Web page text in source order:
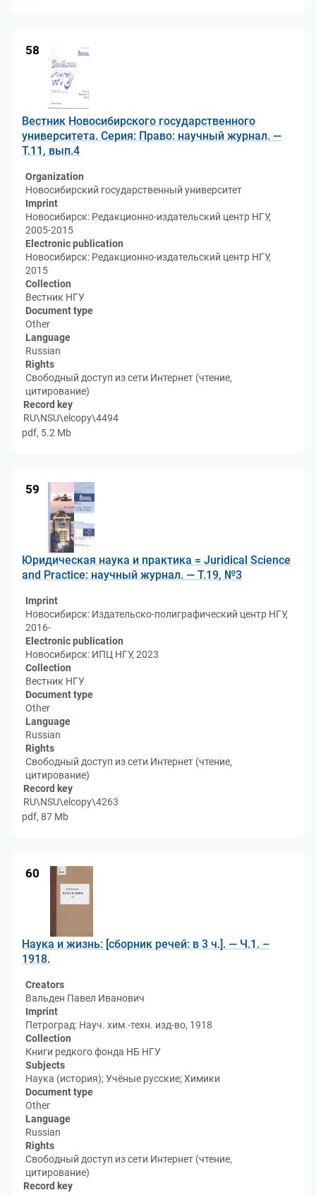
58
Вестник Новосибирского государственного
университета. Серия: Право: научный журнал. —
Т.11, вып.4
Organization
Новосибирский государственный университет
Imprint
Новосибирск: Редакционно-издательский центр НГУ,
2005-2015
Electronic publication
Новосибирск: Редакционно-издательский центр НГУ,
2015
Collection
Вестник НГУ
Document type
Other
Language
Russian
Rights
Свободный доступ из сети Интернет (чтение,
цитирование)
Record key
RU\NSU\elcopy\4494
pdf, 5.2 Mb
59
Юридическая наука и практика = Juridical Science
and Practice: научный журнал. — Т.19, №3
Imprint
Новосибирск: Издательско-полиграфический центр НГУ,
2016-
Electronic publication
Новосибирск: ИПЦ НГУ, 2023
Collection
Вестник НГУ
Document type
Other
Language
Russian
Rights
Свободный доступ из сети Интернет (чтение,
цитирование)
Record key
RU\NSU\elcopy\4263
pdf, 87 Mb
60
Наука и жизнь: [сборник речей: в 3 ч.]. — Ч.1. –
1918.
Creators
Вальден Павел Иванович
Imprint
Петроград: Науч. хим.-техн. изд-во, 1918
Collection
Книги редкого фонда НБ НГУ
Subjects
Наука (история); Учёные русские; Химики
Document type
Other
Language
Russian
Rights
Свободный доступ из сети Интернет (чтение,
цитирование)
Record key